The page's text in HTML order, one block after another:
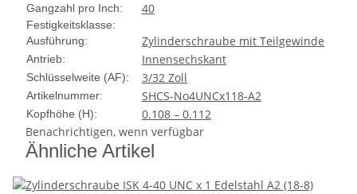
Gangzahl pro Inch: 40
Festigkeitsklasse:
Ausführung:
Zylinderschraube mit Teilgewinde
Antrieb: Innensechskant
Schlüsselweite (AF): 3/32 Zoll
Artikelnummer: SHCS-No4UNCx118-A2
Kopfhöhe (H):
0.108 – 0.112
Benachrichtigen, wenn verfügbar
Ähnliche Artikel